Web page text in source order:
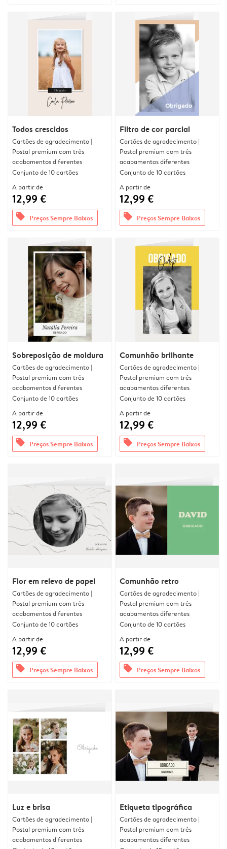
Todos crescidos
Cartões de agradecimento |
Postal premium com três
acabamentos diferentes
Conjunto de 10 cartões
A partir de
12,99 €
offers Preços Sempre Baixos
Filtro de cor parcial
Cartões de agradecimento |
Postal premium com três
acabamentos diferentes
Conjunto de 10 cartões
A partir de
12,99 €
offers Preços Sempre Baixos
Sobreposição de moldura
Cartões de agradecimento |
Postal premium com três
acabamentos diferentes
Conjunto de 10 cartões
A partir de
12,99 €
offers Preços Sempre Baixos
Comunhão brilhante
Cartões de agradecimento |
Postal premium com três
acabamentos diferentes
Conjunto de 10 cartões
A partir de
12,99 €
offers Preços Sempre Baixos
Flor em relevo de papel
Cartões de agradecimento |
Postal premium com três
acabamentos diferentes
Conjunto de 10 cartões
A partir de
12,99 €
offers Preços Sempre Baixos
Comunhão retro
Cartões de agradecimento |
Postal premium com três
acabamentos diferentes
Conjunto de 10 cartões
A partir de
12,99 €
offers Preços Sempre Baixos
Luz e brisa
Cartões de agradecimento |
Postal premium com três
acabamentos diferentes
Etiqueta tipográfica
Cartões de agradecimento |
Postal premium com três
acabamentos diferentes